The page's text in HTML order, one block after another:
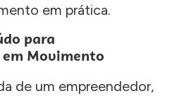
em prática.
para
Movimento
de um empreendedor,